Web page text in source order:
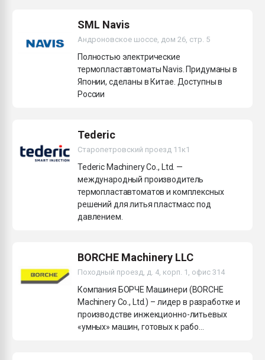
SML Navis
Андроновское шоссе, дом 26, стр. 5
Полностью электрические
термопластавтоматы Navis. Придуманы в
Японии, сделаны в Китае. Доступны в
России
Tederic
Старопетровский проезд 11к1
Tederic Machinery Co., Ltd. —
международный производитель
термопластавтоматов и комплексных
решений для литья пластмасс под
давлением.
BORCHE Machinery LLC
Походный проезд, д. 4, корп. 1, офис 314
Компания БОРЧЕ Машинери (BORCHE
Machinery Co., Ltd.) – лидер в разработке и
производстве инжекционно-литьевых
«умных» машин, готовых к рабо...